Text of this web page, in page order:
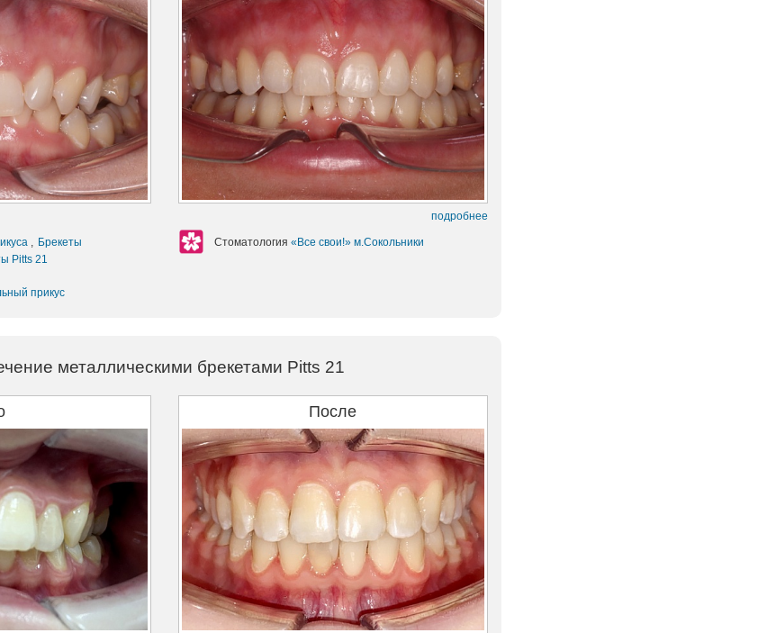
подробнее
, Брекеты
Pitts 21
прикус
Стоматология «Все свои!» м.Сокольники
металлическими брекетами Pitts 21
После